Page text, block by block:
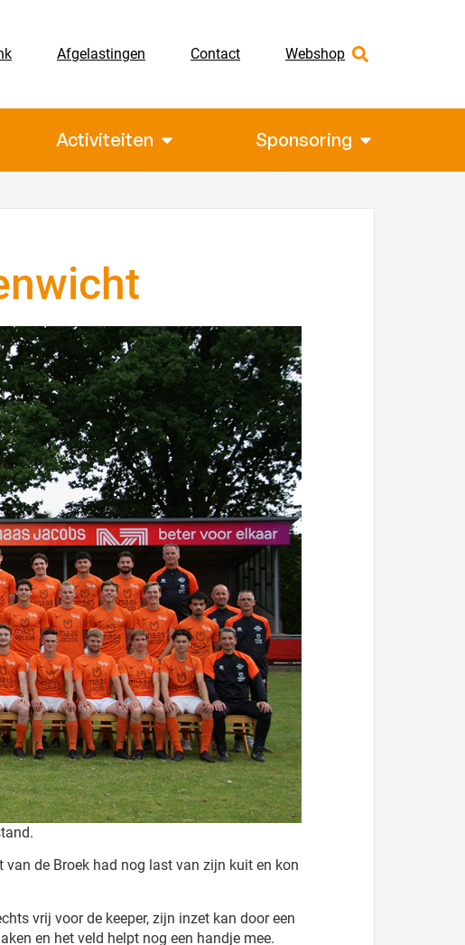
Afgelastingen Contact Webshop
Activiteiten Sponsoring
de Broek had nog last van zijn kuit en kon
vrij voor de keeper, zijn inzet kan door een
en het veld helpt nog een handje mee.